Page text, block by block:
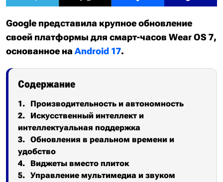
Google представила крупное обновление
своей платформы для смарт-часов Wear OS 7,
основанное на Android 17.
Содержание
Производительность и автономность
Искусственный интеллект и
интеллектуальная поддержка
Обновления в реальном времени и
удобство
Виджеты вместо плиток
Управление мультимедиа и звуком